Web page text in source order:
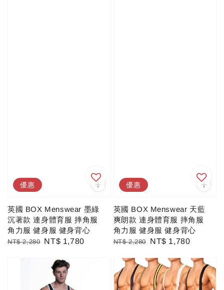
優惠
英國 BOX Menswear 墨綠
沉著款 連身體育服 摔角服
角力服 健身服 健身背心
Regular
NT$ 2,280 Sale
NT$ 1,780
優惠
英國 BOX Menswear 天藍
爽朗款 連身體育服 摔角服
角力服 健身服 健身背心
Regular
NT$ 2,280
Sale
NT$ 1,780